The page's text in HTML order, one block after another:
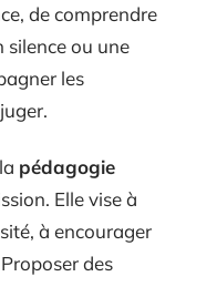
de comprendre
silence ou une
les
pédagogie
Elle vise à
à encourager
des